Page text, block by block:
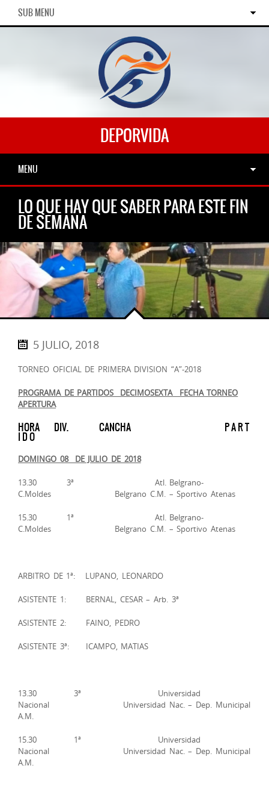
SUB MENU
DEPORVIDA
MENU
LO QUE HAY QUE SABER PARA ESTE FIN
DE SEMANA
5 JULIO, 2018
TORNEO OFICIAL DE PRIMERA DIVISION “A”-2018
PROGRAMA DE PARTIDOS ­­ DECIMOSEXTA FECHA TORNEO
APERTURA
HORA DIV. CANCHA P A R T
I D O
DOMINGO 08 DE JULIO DE 2018
13.30 3ª Atl. Belgrano-
C.Moldes Belgrano C.M. – Sportivo Atenas
15.30 1ª Atl. Belgrano-
C.Moldes Belgrano C.M. – Sportivo Atenas
ARBITRO DE 1ª: LUPANO, LEONARDO
ASISTENTE 1: BERNAL, CESAR – Arb. 3ª
ASISTENTE 2: FAINO, PEDRO
ASISTENTE 3ª: ICAMPO, MATIAS
13.30 3ª Universidad
Nacional Universidad Nac. – Dep. Municipal
A.M.
15.30 1ª Universidad
Nacional Universidad Nac. – Dep. Municipal
A.M.